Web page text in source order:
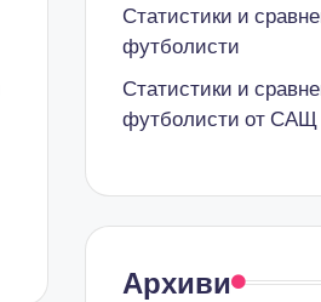
Статистики и
футболисти
Статистики и
футболисти от САЩ
Архиви